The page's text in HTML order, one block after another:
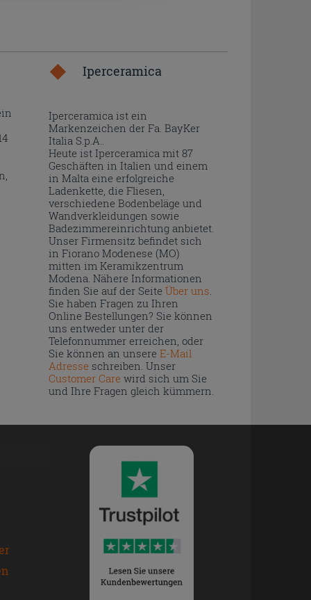
Iperceramica
Iperceramica ist ein
Markenzeichen der Fa. BayKer
Italia S.p.A..
Heute ist Iperceramica mit 87
Geschäften in Italien und einem
in Malta eine erfolgreiche
Ladenkette, die Fliesen,
verschiedene Bodenbeläge und
Wandverkleidungen sowie
Badezimmereinrichtung anbietet.
Unser Firmensitz befindet sich
in Fiorano Modenese (MO)
mitten im Keramikzentrum
Modena. Nähere Informationen
finden Sie auf der Seite Über uns.
Sie haben Fragen zu Ihren
Online Bestellungen? Sie können
uns entweder unter der
Telefonnummer erreichen, oder
Sie können an unsere E-Mail
Adresseschreiben. Unser
Customer Carewird sich um Sie
und Ihre Fragen gleich kümmern.